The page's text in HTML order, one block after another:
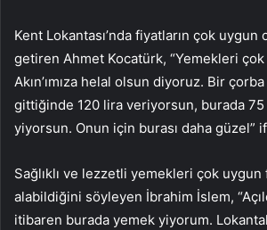
Kent Lokantası’nda fiyatların çok
getiren Ahmet Kocatürk, “Yemekleri
Akın’ımıza helal olsun diyoruz. Bir
gittiğinde 120 lira veriyorsun, burada
yiyorsun. Onun için burası daha güzel”
Sağlıklı ve lezzetli yemekleri çok
alabildiğini söyleyen İbrahim İslem,
itibaren burada yemek yiyorum.